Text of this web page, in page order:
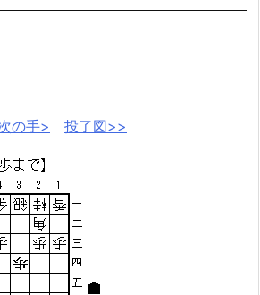
の手> 投了図>>